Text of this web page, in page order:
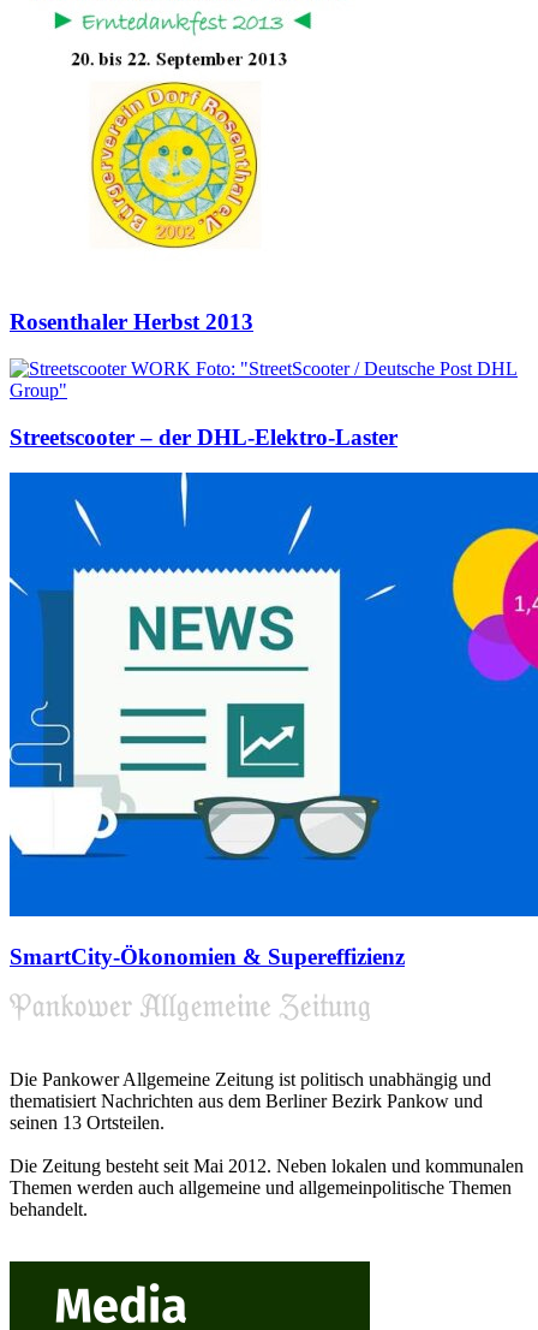
Rosenthaler Herbst 2013
Streetscooter – der DHL-Elektro-Laster
SmartCity-Ökonomien & Supereffizienz
Die Pankower Allgemeine Zeitung ist politisch unabhängig und
thematisiert Nachrichten aus dem Berliner Bezirk Pankow und
seinen 13 Ortsteilen.
Die Zeitung besteht seit Mai 2012. Neben lokalen und kommunalen
Themen werden auch allgemeine und allgemeinpolitische Themen
behandelt.